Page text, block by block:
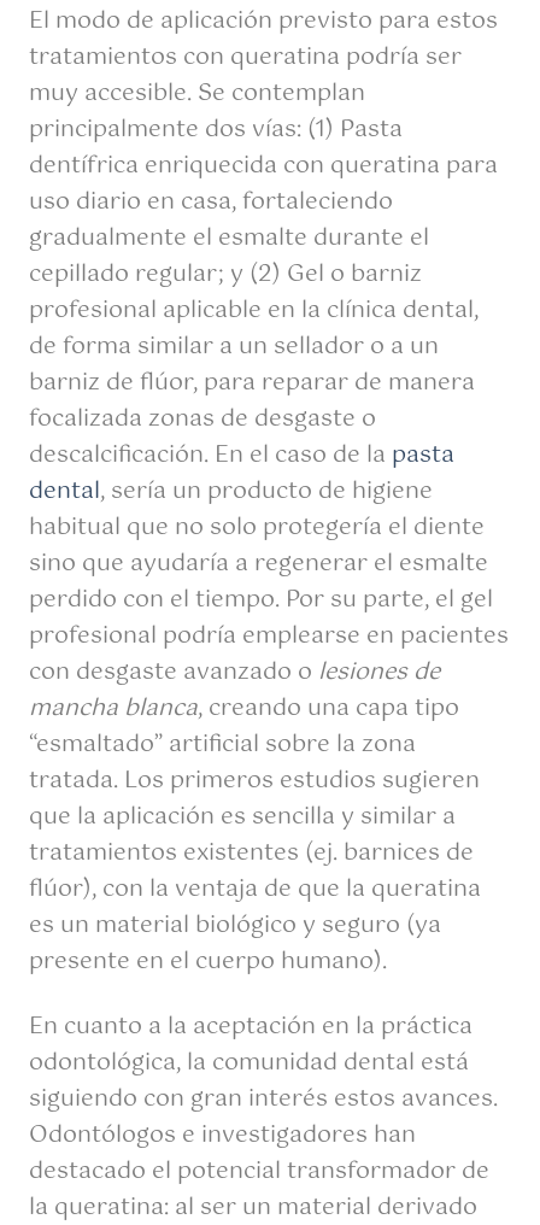
El modo de aplicación previsto para estos
tratamientos con queratina podría ser
muy accesible. Se contemplan
principalmente dos vías: (1) Pasta
dentífrica enriquecida con queratina para
uso diario en casa, fortaleciendo
gradualmente el esmalte durante el
cepillado regular; y (2) Gel o barniz
profesional aplicable en la clínica dental,
de forma similar a un sellador o a un
barniz de flúor, para reparar de manera
focalizada zonas de desgaste o
descalcificación. En el caso de la pasta
dental, sería un producto de higiene
habitual que no solo protegería el diente
sino que ayudaría a regenerar el esmalte
perdido con el tiempo. Por su parte, el gel
profesional podría emplearse en pacientes
con desgaste avanzado o lesiones de
mancha blanca, creando una capa tipo
“esmaltado” artificial sobre la zona
tratada. Los primeros estudios sugieren
que la aplicación es sencilla y similar a
tratamientos existentes (ej. barnices de
flúor), con la ventaja de que la queratina
es un material biológico y seguro (ya
presente en el cuerpo humano).
En cuanto a la aceptación en la práctica
odontológica, la comunidad dental está
siguiendo con gran interés estos avances.
Odontólogos e investigadores han
destacado el potencial transformador de
la queratina: al ser un material derivado